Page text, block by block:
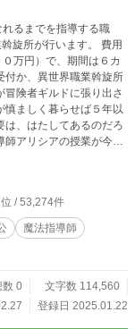
るまでを指導する職
旋所が行います。 費用
万円）で、期間は６カ
付か、異世界職業斡旋所
慎ましく暮らせば５年以
は、はたしてあるのだろ
位 / 53,274件
魔法指導師
数 0
文字数 114,560
登録日 2025.01.22